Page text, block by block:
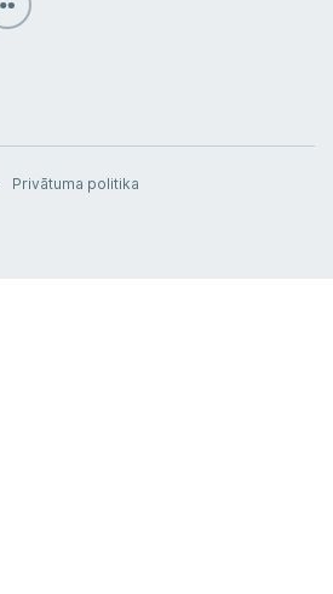
Privātuma politika